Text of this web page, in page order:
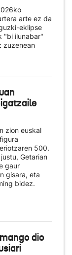
arte ez da
eklipse
"bi ilunabar"
zuzenean
zion euskal
500.
Getarian
gaur
gisara, eta
bidez.
dio